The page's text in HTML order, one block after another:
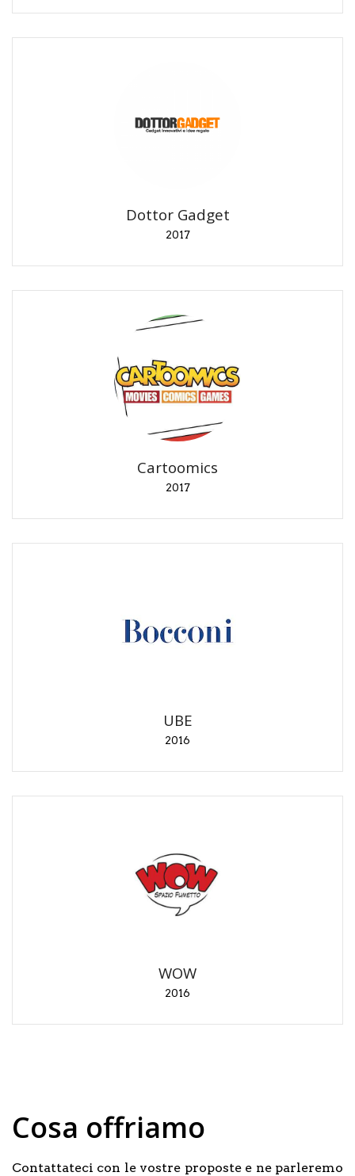
Dottor Gadget
2017
Dottor Gadget
Cartoomics
2017
Cartoomics
2017
Conferenza "40 anni di editoria di Star Wars".
UBE
2016
UBE
WOW
2016
WOW
2016
Organizzazione e cura della mostra "Star Wars dal
Cosa offriamo
Contattateci con le vostre proposte e ne parleremo